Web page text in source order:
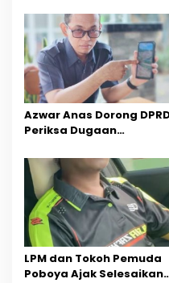
s
Sektor Jadi Prioritas
Azwar Anas Dorong
Periksa Dugaan
Wilayah Tambang PT
CPM
LPM dan Tokoh Pemuda
Poboya Ajak Selesaikan